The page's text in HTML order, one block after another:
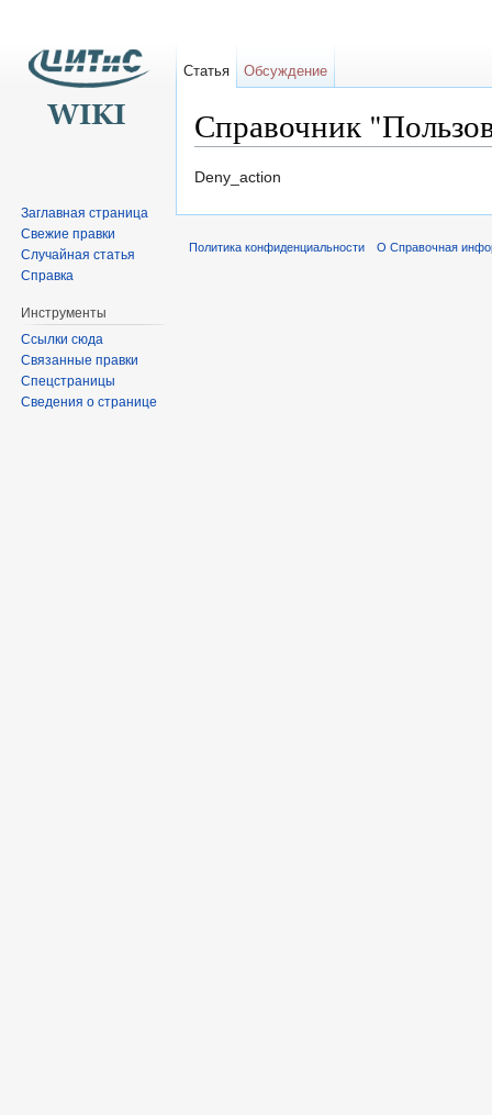
Справочник
Deny_action
Статья Обсуждение
Заглавная страница
Свежие правки
Случайная статья
Справка
Инструменты
Ссылки сюда
Связанные правки
Спецстраницы
Сведения о странице
Политика конфиденциальности О Справочная